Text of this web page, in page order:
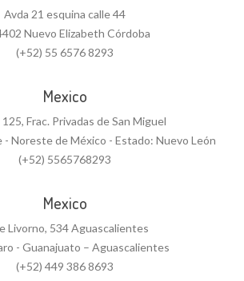
Avda 21 esquina calle 44
Nuevo Elizabeth Córdoba
(+52) 55 6576 8293
Mexico
Frac. Privadas de San Miguel
- Noreste de México - Estado: Nuevo León
(+52) 5565768293
Mexico
Livorno, 534 Aguascalientes
- Guanajuato – Aguascalientes
(+52) 449 386 8693